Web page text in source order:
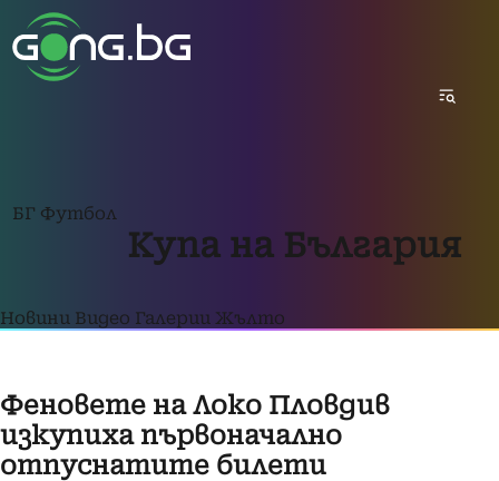
БГ Футбол
Купа на България
Новини Видео Галерии Жълто
Феновете на Локо Пловдив
изкупиха първоначално
отпуснатите билети